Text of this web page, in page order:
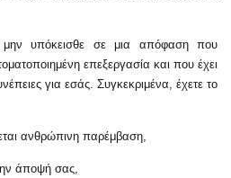
υπόκεισθε σε μια απόφαση που
επεξεργασία και που έχει
για εσάς. Συγκεκριμένα, έχετε το
ανθρώπινη παρέμβαση,
άποψή σας,